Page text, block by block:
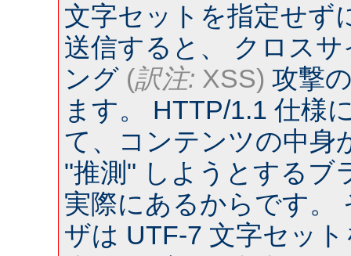
文字セットを指定せず
送信すると、 クロス
ング (訳注: XSS) 攻撃
ます。 HTTP/1.1 仕様
て、コンテンツの中身
"推測" しようとするブ
実際にあるからです。
ザは UTF-7 文字セッ